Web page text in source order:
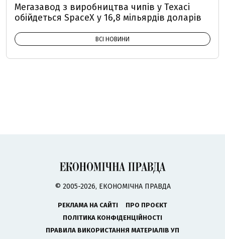
Мегазавод з виробництва чипів у Техасі
обійдеться SpaceX у 16,8 мільярдів доларів
ВСІ НОВИНИ
© 2005-2026, ЕКОНОМІЧНА ПРАВДА
РЕКЛАМА НА САЙТІ
ПРО ПРОЄКТ
ПОЛІТИКА КОНФІДЕНЦІЙНОСТІ
ПРАВИЛА ВИКОРИСТАННЯ МАТЕРІАЛІВ УП